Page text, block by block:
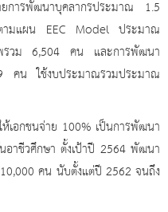
การพัฒนาบุคลากรประมาณ 1.5
ตามแผน EEC Model ประมาณ
รวม 6,504 คน และการพัฒนา
คน ใช้งบประมาณรวมประมาณ
เอกชนจ่าย 100% เป็นการพัฒนา
าชีวศึกษา ตั้งเป้าปี 2564 พัฒนา
คน นับตั้งแต่ปี 2562 จนถึง